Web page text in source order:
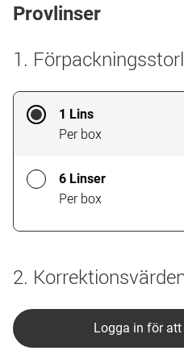
Provlinser
1.
1 Lins
Per box
6 Linser
Per box
2.
Logga in för